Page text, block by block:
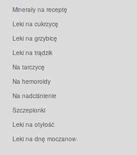
Minerały na receptę
Leki na cukrzycę
Leki na grzybicę
Leki na trądzik
Na tarczycę
Na hemoroidy
Na nadciśnienie
Szczepionki
Leki na otyłość
Leki na dnę moczanową